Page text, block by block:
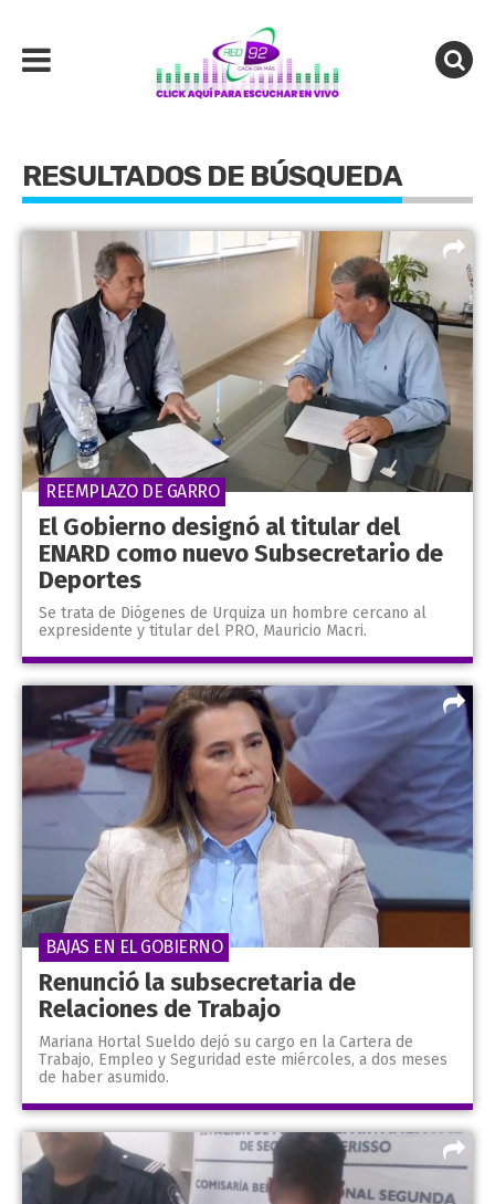
RESULTADOS DE BÚSQUEDA
El Gobierno designó al titular del
ENARD como nuevo Subsecretario de
Deportes
Se trata de Diógenes de Urquiza un hombre cercano al
expresidente y titular del PRO, Mauricio Macri.
REEMPLAZO DE GARRO
Renunció la subsecretaria de
Relaciones de Trabajo
Mariana Hortal Sueldo dejó su cargo en la Cartera de
Trabajo, Empleo y Seguridad este miércoles, a dos meses
de haber asumido.
BAJAS EN EL GOBIERNO